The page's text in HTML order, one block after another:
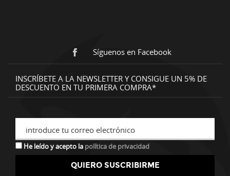
Síguenos en Facebook
INSCRÍBETE A LA NEWSLETTER Y CONSIGUE UN 5% DE
DESCUENTO EN TU PRIMERA COMPRA*
introduce tu correo electrónico
He leído y acepto la política de privacidad